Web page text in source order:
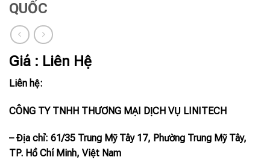
QUỐC
Giá : Liên Hệ
Liên hệ:
CÔNG TY TNHH THƯƠNG MẠI DỊCH VỤ LINITECH
– Địa chỉ: 61/35 Trung Mỹ Tây 17, Phường Trung Mỹ Tây,
TP. Hồ Chí Minh, Việt Nam